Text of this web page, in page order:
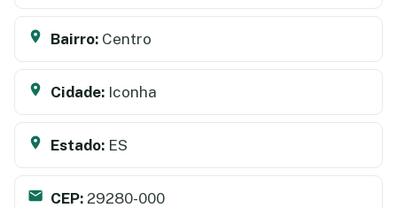
Bairro: Centro
Cidade: Iconha
Estado: ES
CEP: 29280-000